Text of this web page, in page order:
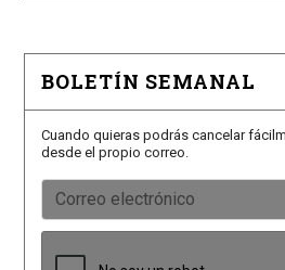
BOLETÍN SEMANAL
Cuando quieras podrás cancelar
desde el propio correo.